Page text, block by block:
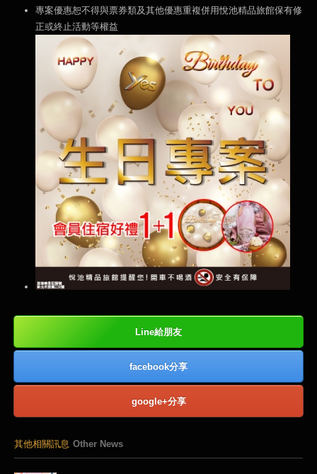
專案優惠恕不得與票券類及其他優惠重複併用悅池精品旅館保有修
正或終止活動等權益
Line給朋友
facebook分享
google+分享
其他相關訊息 Other News